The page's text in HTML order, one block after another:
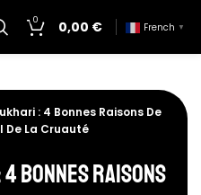
0 0,00 € French ▼
: 4 Bonnes Raisons De
De La Cruauté
Bonnes Raisons